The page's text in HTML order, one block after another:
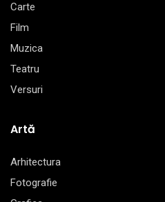
Carte
Film
Muzica
Teatru
Versuri
Artă
Arhitectura
Fotografie